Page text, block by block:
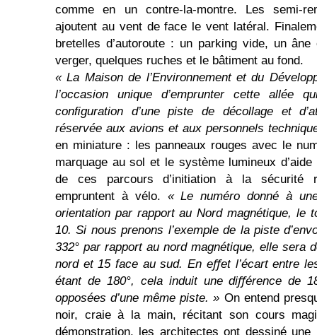
comme en un contre-la-montre. Les semi-
ajoutent au vent de face le vent latéral.
bretelles d’auto­route : un parking vide, un
verger, quelques ruches et le bâtiment au fond.
« La Maison de l’Environnement et du
l’occasion unique d’emprunter cette allée
conﬁguration d’une piste de décollage et
réservée aux avions et aux personnels
en miniature : les panneaux rouges avec le
marquage au sol et le système lumineux
de ces parcours d’initiation à la sécurité
empruntent à vélo. « Le numéro donné à
orientation par rapport au Nord magnétique, le
10. Si nous prenons l’exemple de la piste
332° par rapport au nord magnétique, elle sera
nord et 15 face au sud. En eﬀet l’écart entre
étant de 180°, cela induit une diﬀérence de
opposées d’une même piste. » On entend
noir, craie à la main, récitant son cours
démonstration, les architectes ont dessiné une